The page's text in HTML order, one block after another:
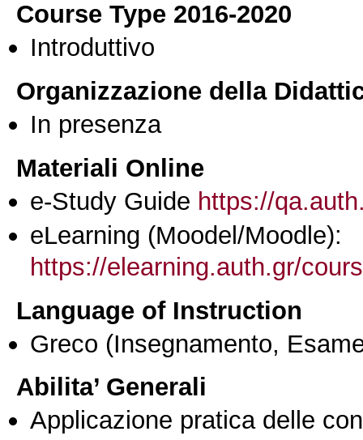
Course Type 2016-2020
Introduttivo
Organizzazione della
In presenza
Materiali Online
e-Study Guide https://
eLearning (Moodel/Moodle):
https://elearning.auth.gr/
Language of Instruction
Greco (Insegnamento,
Abilita’ Generali
Applicazione pratica delle